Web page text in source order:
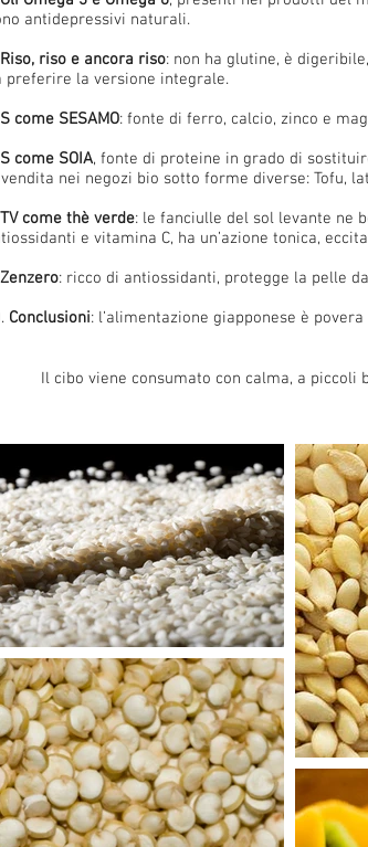
antidepressivi naturali.
Riso, riso e ancora riso: non ha glutine, è
preferire la versione integrale.
S come SESAMO: fonte di ferro, calcio, zinco e
S come SOIA, fonte di proteine in grado di
nei negozi bio sotto forme diverse: Tofu,
TV come thè verde: le fanciulle del sol levante ne
e vitamina C, ha un’azione tonica,
Zenzero: ricco di antiossidanti, protegge la pelle
Conclusioni: l’alimentazione giapponese è
Il cibo viene consumato con calma, a piccoli